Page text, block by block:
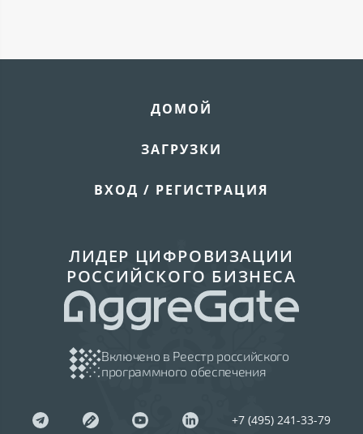
ЛИДЕР ЦИФРОВИЗАЦИИ
РОССИЙСКОГО БИЗНЕСА
Включено в Реестр российского
программного обеспечения
+7 (495) 241-33-79
ДОМОЙ
ЗАГРУЗКИ
ВХОД / РЕГИСТРАЦИЯ